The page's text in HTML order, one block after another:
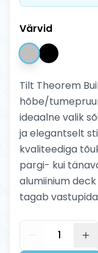
Värvid
Tilt Theorem
hõbe/
ideaalne valik
ja elegantselt
kvaliteediga
pargi- kui
alumiinium
tagab
1